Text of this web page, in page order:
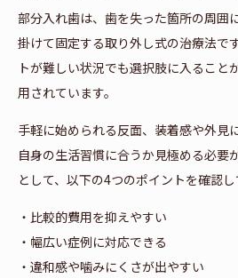
部分入れ歯は、歯を失った箇所の周囲
掛けて固定する取り外し式の治療法で
トが難しい状況でも選択肢に入ること
用されています。
手軽に始められる反面、装着感や外見
自身の生活習慣に合うか見極める必要
として、以下の4つのポイントを確認し
・比較的費用を抑えやすい
・幅広い症例に対応できる
・違和感や噛みにくさが出やすい